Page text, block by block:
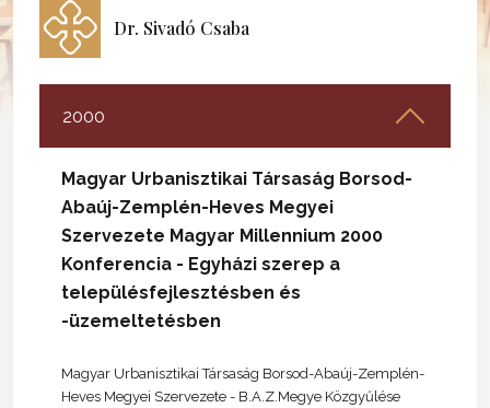
Dr. Sivadó Csaba
2000
Magyar Urbanisztikai Társaság Borsod-
Abaúj-Zemplén-Heves Megyei
Szervezete Magyar Millennium 2000
Konferencia - Egyházi szerep a
településfejlesztésben és
-üzemeltetésben
Magyar Urbanisztikai Társaság Borsod-Abaúj-Zemplén-
Heves Megyei Szervezete - B.A.Z.Megye Közgyűlése